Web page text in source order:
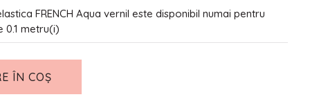
FRENCH Aqua vernil este disponibil numai pentru
0.1 metru(i)
ÎN COȘ